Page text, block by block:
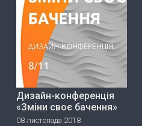
Дизайн-конференція
«Зміни своє бачення»
08 листопада 2018